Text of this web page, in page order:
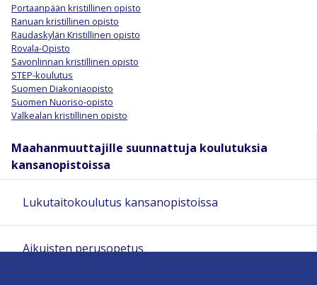
Portaanpään kristillinen opisto
Ranuan kristillinen opisto
Raudaskylän Kristillinen opisto
Rovala-Opisto
Savonlinnan kristillinen opisto
STEP-koulutus
Suomen Diakoniaopisto
Suomen Nuoriso-opisto
Valkealan kristillinen opisto
Maahanmuuttajille suunnattuja koulutuksia
kansanopistoissa
Lukutaitokoulutus kansanopistoissa
Aikuisten perusopetus